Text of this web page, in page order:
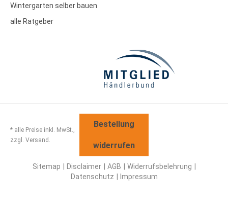
Wintergarten selber bauen
alle Ratgeber
* alle Preise inkl. MwSt.,
zzgl. Versand.
Bestellung
widerrufen
Sitemap Disclaimer AGB
Widerrufsbelehrung
Datenschutz
Impressum